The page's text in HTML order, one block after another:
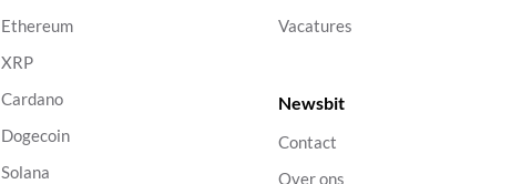
Ethereum
XRP
Cardano
Dogecoin
Solana
Vacatures
Newsbit
Contact
Over ons